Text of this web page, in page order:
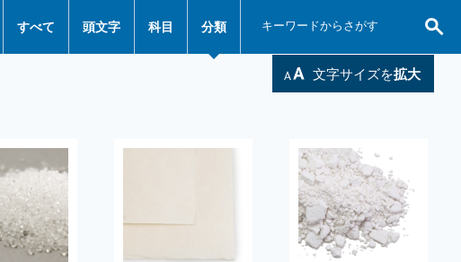
すべて 頭文字 科目 分類
文字サイズを拡大